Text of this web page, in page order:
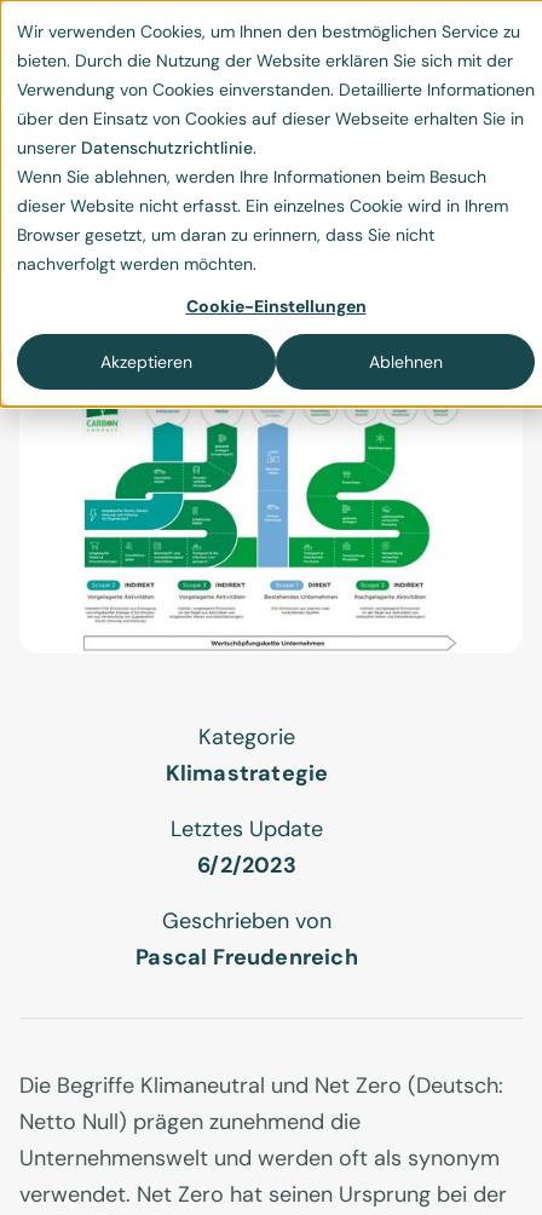
Wir verwenden Cookies, um Ihnen den bestmöglichen Service zu
bieten. Durch die Nutzung der Website erklären Sie sich mit der
Verwendung von Cookies einverstanden. Detaillierte Informationen
über den Einsatz von Cookies auf dieser Webseite erhalten Sie in
unserer Datenschutzrichtlinie.
Wenn Sie ablehnen, werden Ihre Informationen beim Besuch
dieser Website nicht erfasst. Ein einzelnes Cookie wird in Ihrem
Browser gesetzt, um daran zu erinnern, dass Sie nicht
nachverfolgt werden möchten.
Cookie-Einstellungen
Akzeptieren Ablehnen
Klimaneutralität vs. Net
Zero (Netto Null)
Klimaneutralität vs. Netto-Null
Kategorie
Klimastrategie
Letztes Update
6/2/2023
Geschrieben von
Pascal Freudenreich
Die Begriffe Klimaneutral und Net Zero (Deutsch:
Netto Null) prägen zunehmend die
Unternehmenswelt und werden oft als synonym
verwendet. Net Zero hat seinen Ursprung bei der